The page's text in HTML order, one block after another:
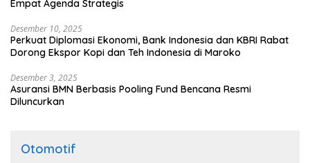
Empat Agenda Strategis
Desember 10, 2025
Perkuat Diplomasi Ekonomi, Bank Indonesia dan KBRI Rabat
Dorong Ekspor Kopi dan Teh Indonesia di Maroko
Desember 3, 2025
Asuransi BMN Berbasis Pooling Fund Bencana Resmi
Diluncurkan
Otomotif